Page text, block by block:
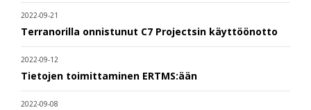
2022-09-21
Terranorilla onnistunut C7 Projectsin käyttöönotto
2022-09-12
Tietojen toimittaminen ERTMS:ään
2022-09-08